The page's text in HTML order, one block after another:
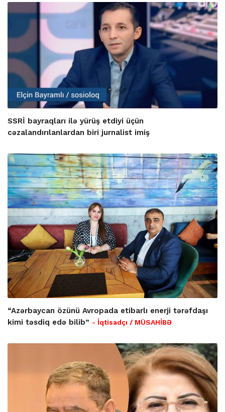
SSRİ bayraqları ilə yürüş etdiyi üçün
cəzalandırılanlardan biri jurnalist imiş
“Azərbaycan özünü Avropada etibarlı enerji tərəfdaşı
kimi təsdiq edə bilib” - İqtisadçı / MÜSAHİBƏ